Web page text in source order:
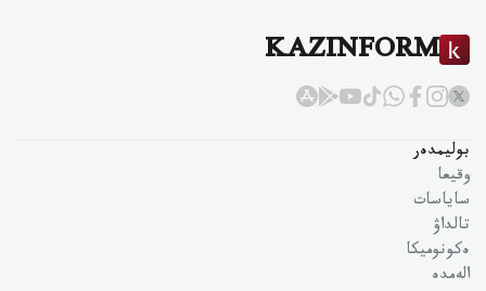
KAZINFORM
بوليمدەر
وقيعا
ساياسات
تالداۋ
ەكونوميكا
الەمدە